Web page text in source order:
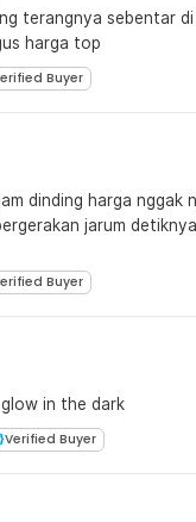
terangnya sebentar di
harga top
Buyer
dinding harga nggak
jarum
mesinnya agak
Buyer
in the dark
Verified Buyer